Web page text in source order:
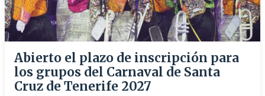
Abierto el plazo de inscripción para
los grupos del Carnaval de Santa
Cruz de Tenerife 2027